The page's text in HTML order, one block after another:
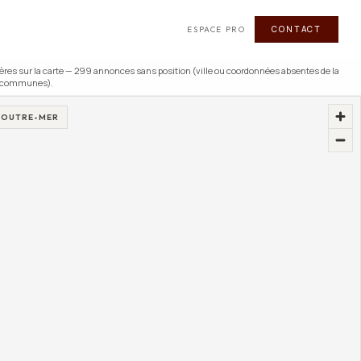
ESPACE PRO CONTACT
s sur la carte — 299 annonces sans position (ville ou coordonnées absentes de la
MER